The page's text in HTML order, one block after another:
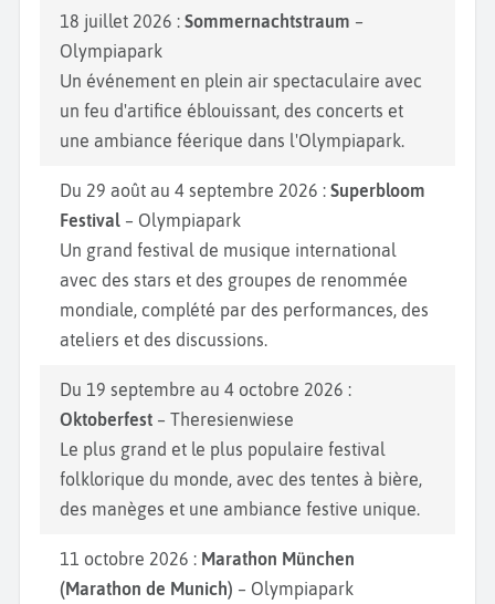
18 juillet 2026 : Sommernachtstraum –
Olympiapark
Un événement en plein air spectaculaire avec
un feu d'artifice éblouissant, des concerts et
une ambiance féerique dans l'Olympiapark.
Du 29 août au 4 septembre 2026 : Superbloom
Festival – Olympiapark
Un grand festival de musique international
avec des stars et des groupes de renommée
mondiale, complété par des performances, des
ateliers et des discussions.
Du 19 septembre au 4 octobre 2026 :
Oktoberfest – Theresienwiese
Le plus grand et le plus populaire festival
folklorique du monde, avec des tentes à bière,
des manèges et une ambiance festive unique.
11 octobre 2026 : Marathon München
(Marathon de Munich) – Olympiapark